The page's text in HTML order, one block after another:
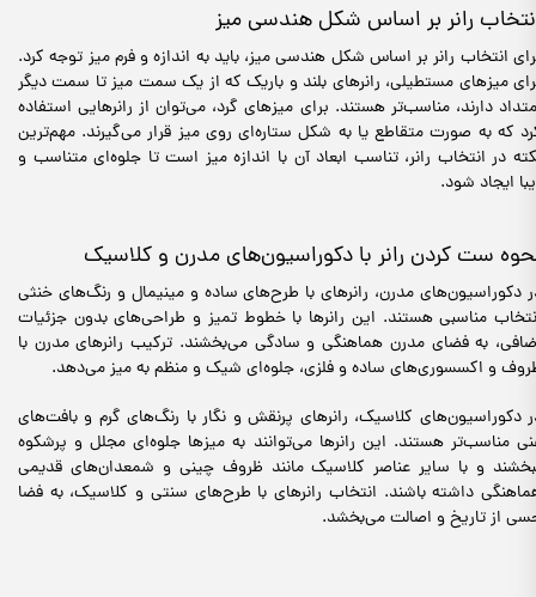
رانر بر اساس شکل هندسی میز
انتخاب رانر بر اساس شکل هندسی میز، باید به اندازه و فرم میز توجه کرد.
میزهای مستطیلی، رانرهای بلند و باریک که از یک سمت میز تا سمت دیگر
دارند، مناسب‌تر هستند. برای میزهای گرد، می‌توان از رانرهایی استفاده
که به صورت متقاطع یا به شکل ستاره‌ای روی میز قرار می‌گیرند. مهم‌ترین
در انتخاب رانر، تناسب ابعاد آن با اندازه میز است تا جلوه‌ای متناسب و
ایجاد شود.
ست کردن رانر با دکوراسیون‌های مدرن و کلاسیک
دکوراسیون‌های مدرن، رانرهای با طرح‌های ساده و مینیمال و رنگ‌های خنثی
مناسبی هستند. این رانرها با خطوط تمیز و طراحی‌های بدون جزئیات
به فضای مدرن هماهنگی و سادگی می‌بخشند. ترکیب رانرهای مدرن با
و اکسسوری‌های ساده و فلزی، جلوه‌ای شیک و منظم به میز می‌دهد.
دکوراسیون‌های کلاسیک، رانرهای پرنقش و نگار با رنگ‌های گرم و بافت‌های
مناسب‌تر هستند. این رانرها می‌توانند به میزها جلوه‌ای مجلل و پرشکوه
و با سایر عناصر کلاسیک مانند ظروف چینی و شمعدان‌های قدیمی
داشته باشند. انتخاب رانرهای با طرح‌های سنتی و کلاسیک، به فضا
از تاریخ و اصالت می‌بخشد.